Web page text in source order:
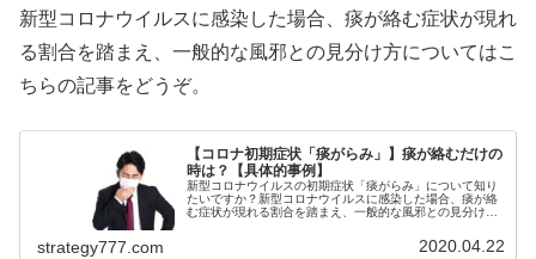
新型コロナウイルスに感染した場合、痰が絡む症状が現れ
る割合を踏まえ、一般的な風邪との見分け方についてはこ
ちらの記事をどうぞ。
【コロナ初期症状「痰がらみ」】痰が絡むだけの
時は？【具体的事例】
新型コロナウイルスの初期症状「痰がらみ」について知り
たいですか？新型コロナウイルスに感染した場合、痰が絡
む症状が現れる割合を踏まえ、一般的な風邪との見分け方
strategy777.com 2020.04.22